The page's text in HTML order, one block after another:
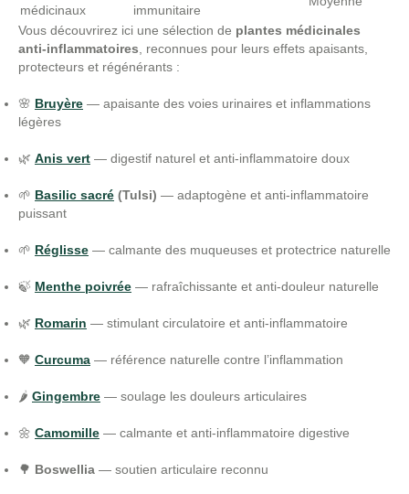
médicinaux
immunitaire
Vous découvrirez ici une sélection de plantes médicinales
anti-inflammatoires , reconnues pour leurs effets apaisants,
protecteurs et régénérants :
🌸 Bruyère — apaisante des voies urinaires et inflammations
légères
🌿 Anis vert — digestif naturel et anti-inflammatoire doux
🌱 Basilic sacré (Tulsi) — adaptogène et anti-inflammatoire
puissant
🌱 Réglisse — calmante des muqueuses et protectrice naturelle
🍃 Menthe poivrée — rafraîchissante et anti-douleur naturelle
🌿 Romarin — stimulant circulatoire et anti-inflammatoire
🧡 Curcuma — référence naturelle contre l’inflammation
🌶️ Gingembre — soulage les douleurs articulaires
🌼 Camomille — calmante et anti-inflammatoire digestive
🌳 Boswellia — soutien articulaire reconnu